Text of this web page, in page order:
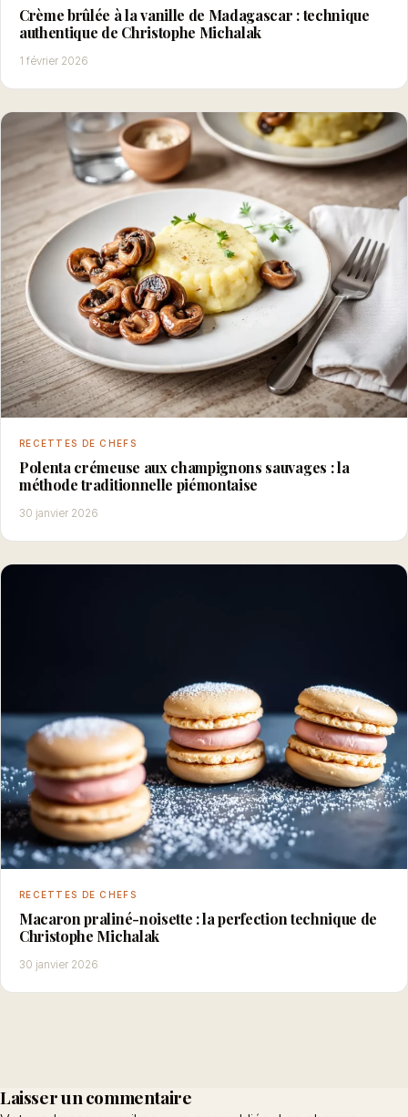
Crème brûlée à la vanille de Madagascar : technique
authentique de Christophe Michalak
1 février 2026
RECETTES DE CHEFS
Polenta crémeuse aux champignons sauvages : la
méthode traditionnelle piémontaise
30 janvier 2026
RECETTES DE CHEFS
Macaron praliné-noisette : la perfection technique de
Christophe Michalak
30 janvier 2026
Laisser un commentaire